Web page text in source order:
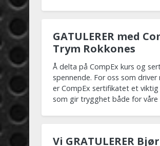
GATULERER med
Trym Rokkones
Å delta på CompEx kurs og
spennende. For oss som
er CompEx sertifikatet et
som gir trygghet både for våre
Vi GRATULERER